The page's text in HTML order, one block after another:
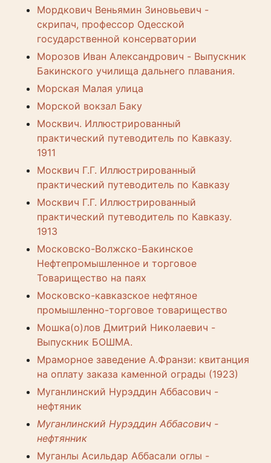
Мордкович Веньямин Зиновьевич -
скрипач, профессор Одесской
государственной консерватории
Морозов Иван Александрович - Выпускник
Бакинского училища дальнего плавания.
Морская Малая улица
Морской вокзал Баку
Москвич. Иллюстрированный
практический путеводитель по Кавказу.
1911
Москвич Г.Г. Иллюстрированный
практический путеводитель по Кавказу
Москвич Г.Г. Иллюстрированный
практический путеводитель по Кавказу.
1913
Московско-Волжско-Бакинское
Нефтепромышленное и торговое
Товарищество на паях
Московско-кавказское нефтяное
промышленно-торговое товарищество
Мошка(о)лов Дмитрий Николаевич -
Выпускник БОШМА.
Мраморное заведение А.Франзи: квитанция
на оплату заказа каменной ограды (1923)
Муганлинский Нурэддин Аббасович -
нефтяник
Муганлинский Нурэддин Аббасович -
нефтянник
Муганлы Асильдар Аббасали оглы -